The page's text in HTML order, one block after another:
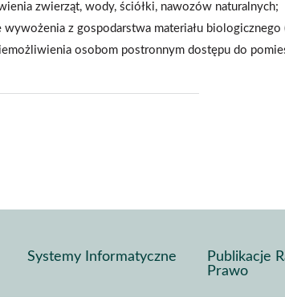
zwierząt, wody, ściółki, nawozów naturalnych;
wywożenia z gospodarstwa materiału
osobom postronnym dostępu do
Systemy Informatyczne
Publikacje
Prawo